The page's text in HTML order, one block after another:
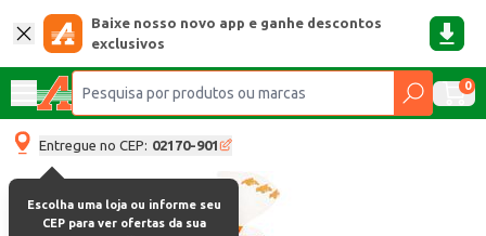
Baixe nosso novo app e ganhe descontos
exclusivos
0
Entregue no CEP: 02170-901
Escolha uma loja ou informe seu
CEP para ver ofertas da sua